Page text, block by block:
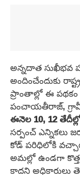
అన్నదాత సుఖీభవ
అందించేందుకు
ప్రాంతాల్లో ఈ
పంచాయతీరాజ్,
ఈనెల 10, 12
సర్పంచ్ ఎన్నికలు
కోడ్ పరిధిలోకి
అమల్లో ఉండగా
కాదని అధికారులు